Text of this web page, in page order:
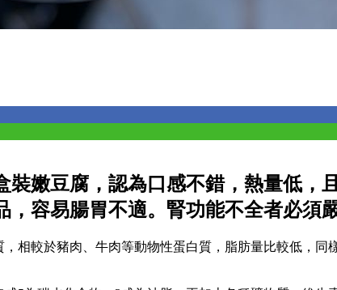
裝嫩豆腐，認為口感不錯，熱量低，
容易腸胃不適。腎功能不全者必須
相較於豬肉、牛肉等動物性蛋白質，脂肪量比較低，